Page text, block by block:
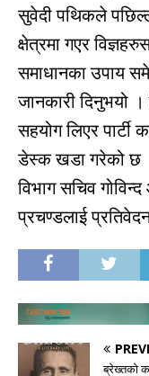
सुवेदी पथिकले
क्षेत्रमा गएर
समाधानका उपाय
जानकारी दिनुभयो
सहयोग लिएर पार्टी
डेस्क खडा गरेको छ
विभाग सचिव
प्रचण्डलाई
ब्रेख्तको